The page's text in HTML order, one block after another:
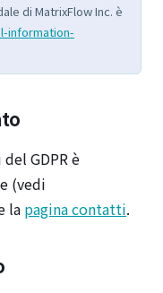
di MatrixFlow Inc. è
information-
GDPR è
(vedi
la pagina contatti.